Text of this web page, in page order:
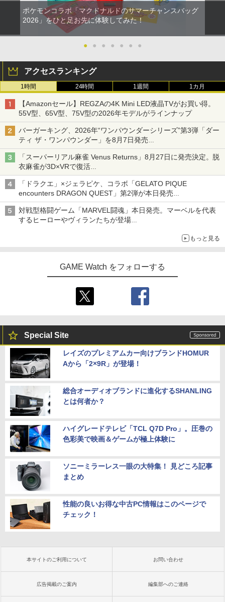
ポケモンコラボ「マクドナルドのサマーチャンスバッグ
2026」をひと足お先に体験してみた！
● ● ● ● ● ● ●
アクセスランキング
1時間 24時間 1週間 1カ月
【Amazonセール】REGZAの4K Mini LED液晶TVがお買い得。
55V型、65V型、75V型の2026年モデルがラインナップ
バーガーキング、2026年“ワンパウンダーシリーズ”第3弾「ダー
ティ ザ・ワンパウンダー」を8月7日発売
「特製ガーリックマヨソース」を使用した超大型チーズバーガー
「スーパーリアル麻雀 Venus Returns」8月27日に発売決定。脱
衣麻雀が3D×VRで復活
発売から2週間は20%オフになるセールが実施
「ドラクエ」×ジェラピケ、コラボ「GELATO PIQUE
encounters DRAGON QUEST」第2弾が本日発売
アイスカップに入ったスライムやわたぼう、ベビーサタンなどが
オリジナルアートで登場
対戦型格闘ゲーム「MARVEL闘魂」本日発売。マーベルを代表
するヒーローやヴィランたちが登場
もっと見る
GAME Watch をフォローする
Special Site
レイズのプレミアムカー向けブランドHOMUR
Aから「2×9R」が登場！
総合オーディオブランドに進化するSHANLING
とは何者か？
ハイグレードテレビ「TCL Q7D Pro」。圧巻の
色彩美で映画＆ゲームが極上体験に
ソニーミラーレス一眼の大特集！ 見どころ記事
まとめ
性能の良いお得な中古PC情報はこのページで
チェック！
本サイトのご利用について お問い合わせ
広告掲載のご案内 編集部へのご連絡